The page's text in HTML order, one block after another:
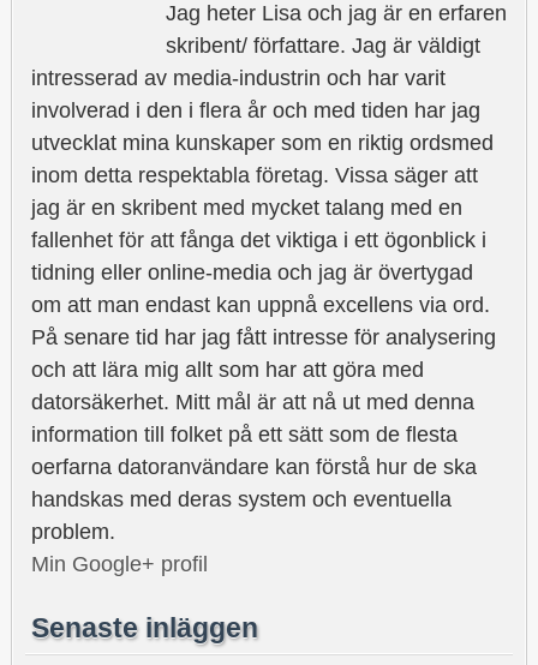
Jag heter Lisa och jag är en erfaren
skribent/ författare. Jag är väldigt
intresserad av media-industrin och har varit
involverad i den i flera år och med tiden har jag
utvecklat mina kunskaper som en riktig ordsmed
inom detta respektabla företag. Vissa säger att
jag är en skribent med mycket talang med en
fallenhet för att fånga det viktiga i ett ögonblick i
tidning eller online-media och jag är övertygad
om att man endast kan uppnå excellens via ord.
På senare tid har jag fått intresse för analysering
och att lära mig allt som har att göra med
datorsäkerhet. Mitt mål är att nå ut med denna
information till folket på ett sätt som de flesta
oerfarna datoranvändare kan förstå hur de ska
handskas med deras system och eventuella
problem.
Min Google+ profil
Senaste inläggen